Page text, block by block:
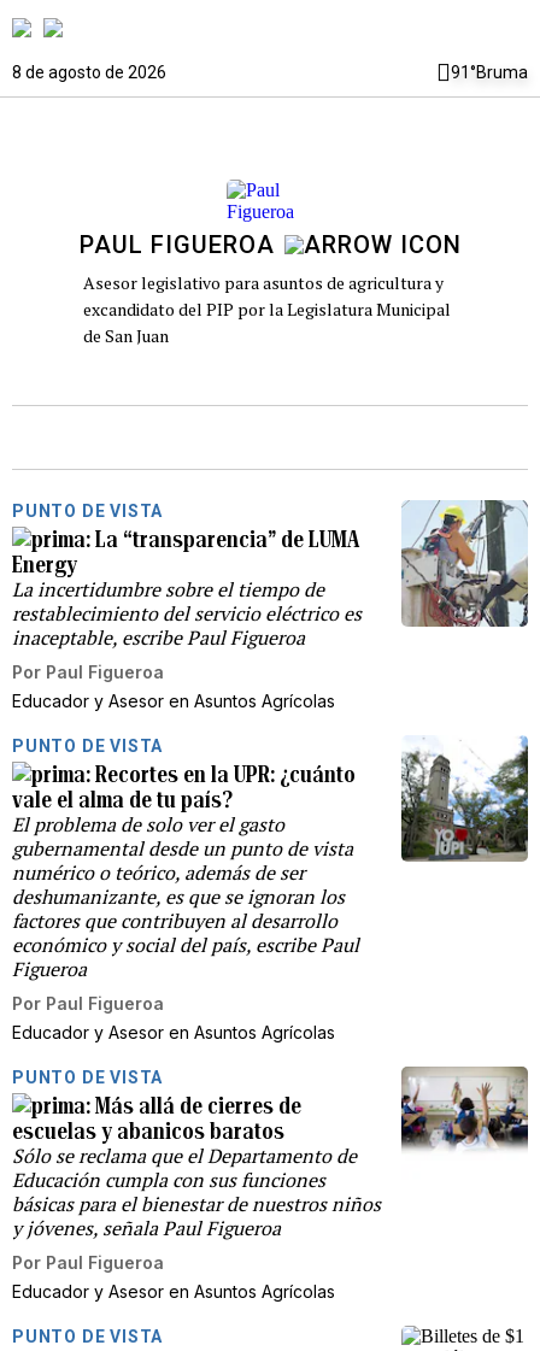
8 de agosto de 2026 91°Bruma
PAUL FIGUEROA
Asesor legislativo para asuntos de agricultura y
excandidato del PIP por la Legislatura Municipal
de San Juan
PUNTO DE VISTA
La “transparencia” de LUMA
Energy
La incertidumbre sobre el tiempo de
restablecimiento del servicio eléctrico es
inaceptable, escribe Paul Figueroa
Por Paul Figueroa
Educador y Asesor en Asuntos Agrícolas
PUNTO DE VISTA
Recortes en la UPR: ¿cuánto
vale el alma de tu país?
El problema de solo ver el gasto
gubernamental desde un punto de vista
numérico o teórico, además de ser
deshumanizante, es que se ignoran los
factores que contribuyen al desarrollo
económico y social del país, escribe Paul
Figueroa
Por Paul Figueroa
Educador y Asesor en Asuntos Agrícolas
PUNTO DE VISTA
Más allá de cierres de
escuelas y abanicos baratos
Sólo se reclama que el Departamento de
Educación cumpla con sus funciones
básicas para el bienestar de nuestros niños
y jóvenes, señala Paul Figueroa
Por Paul Figueroa
Educador y Asesor en Asuntos Agrícolas
PUNTO DE VISTA